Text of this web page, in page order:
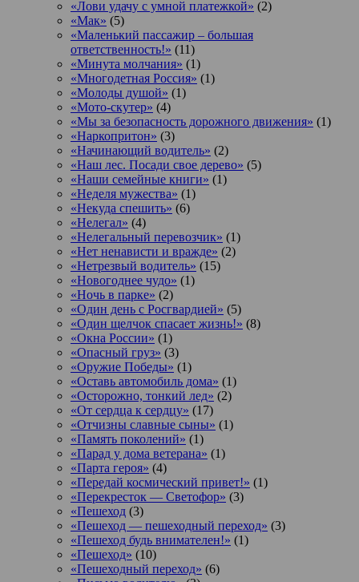
«Лови удачу с умной платежкой» (2)
«Мак» (5)
«Маленький пассажир – большая
ответственность!» (11)
«Минута молчания» (1)
«Многодетная Россия» (1)
«Молоды душой» (1)
«Мото-скутер» (4)
«Мы за безопасность дорожного движения» (1)
«Наркопритон» (3)
«Начинающий водитель» (2)
«Наш лес. Посади свое дерево» (5)
«Наши семейные книги» (1)
«Неделя мужества» (1)
«Некуда спешить» (6)
«Нелегал» (4)
«Нелегальный перевозчик» (1)
«Нет ненависти и вражде» (2)
«Нетрезвый водитель» (15)
«Новогоднее чудо» (1)
«Ночь в парке» (2)
«Один день с Росгвардией» (5)
«Один щелчок спасает жизнь!» (8)
«Окна России» (1)
«Опасный груз» (3)
«Оружие Победы» (1)
«Оставь автомобиль дома» (1)
«Осторожно, тонкий лед» (2)
«От сердца к сердцу» (17)
«Отчизны славные сыны» (1)
«Память поколений» (1)
«Парад у дома ветерана» (1)
«Парта героя» (4)
«Передай космический привет!» (1)
«Перекресток — Светофор» (3)
«Пешеход (3)
«Пешеход — пешеходный переход» (3)
«Пешеход будь внимателен!» (1)
«Пешеход» (10)
«Пешеходный переход» (6)